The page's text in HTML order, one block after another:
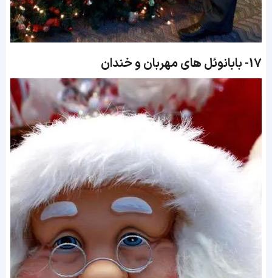
17- بابانوئل های مهربان و خندان